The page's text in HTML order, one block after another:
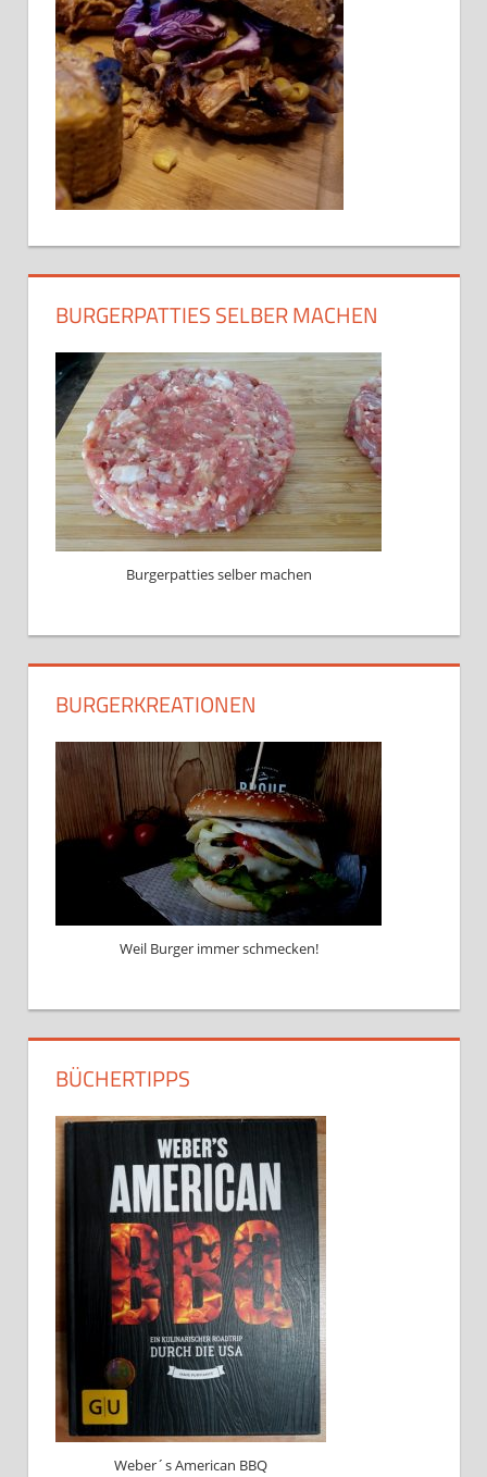
BURGERPATTIES SELBER MACHEN
Burgerpatties selber machen
BURGERKREATIONEN
Weil Burger immer schmecken!
BÜCHERTIPPS
Weber´s American BBQ